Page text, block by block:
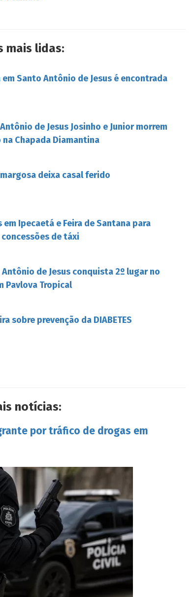
mais lidas:
Santo Antônio de Jesus é encontrada
de Jesus Josinho e Junior morrem
Chapada Diamantina
deixa casal ferido
em Ipecaetá e Feira de Santana para
de táxi
de Jesus conquista 2º lugar no
Pavlova Tropical
sobre prevenção da DIABETES
notícias:
por tráfico de drogas em